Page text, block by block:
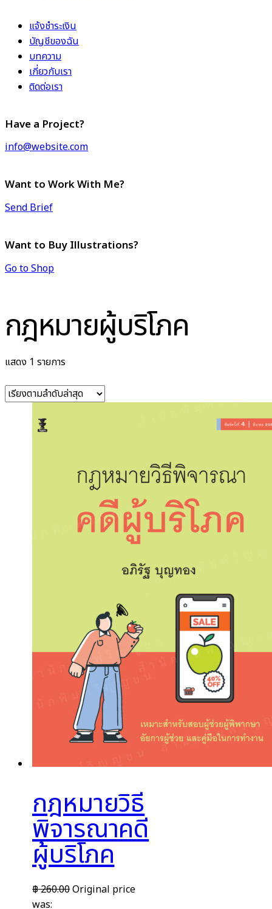
แจ้งชำระเงิน
บัญชีของฉัน
บทความ
เกี่ยวกับเรา
ติดต่อเรา
Have a Project?
info@website.com
Want to Work With Me?
Send Brief
Want to Buy Illustrations?
Go to Shop
กฎหมายผู้บริโภค
แสดง 1 รายการ
กฎหมายวิธี
พิจารณาคดี
ผู้บริโภค
฿260.00Original price
was: